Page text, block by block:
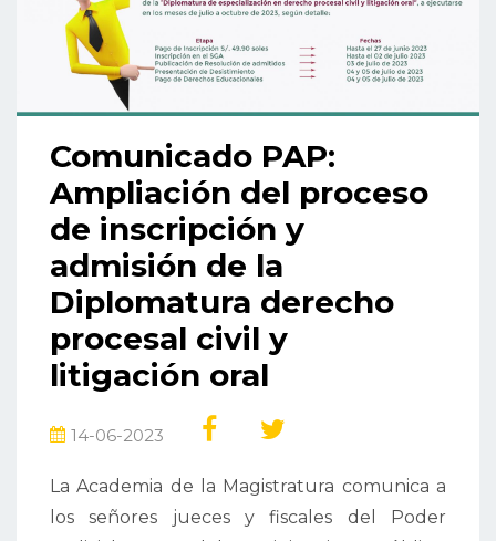
Comunicado PAP:
Ampliación del proceso
de inscripción y
admisión de la
Diplomatura derecho
procesal civil y
litigación oral
14-06-2023
La Academia de la Magistratura comunica a
los señores jueces y fiscales del Poder